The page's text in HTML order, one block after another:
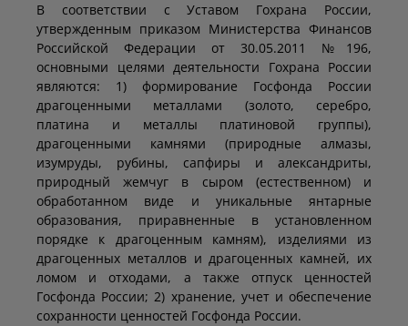
В соответствии с Уставом Гохрана России,
утвержденным приказом Министерства Финансов
Российской Федерации от 30.05.2011 №196,
основными целями деятельности Гохрана России
являются: 1) формирование Госфонда России
драгоценными металлами (золото, серебро,
платина и металлы платиновой группы),
драгоценными камнями (природные алмазы,
изумруды, рубины, сапфиры и александриты,
природный жемчуг в сыром (естественном) и
обработанном виде и уникальные янтарные
образования, приравненные в установленном
порядке к драгоценным камням), изделиями из
драгоценных металлов и драгоценных камней, их
ломом и отходами, а также отпуск ценностей
Госфонда России; 2) хранение, учет и обеспечение
сохранности ценностей Госфонда России.